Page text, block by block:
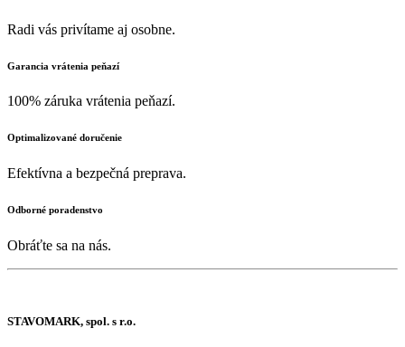
Radi vás privítame aj osobne.
Garancia vrátenia peňazí
100% záruka vrátenia peňazí.
Optimalizované doručenie
Efektívna a bezpečná preprava.
Odborné poradenstvo
Obráťte sa na nás.
STAVOMARK, spol. s r.o.